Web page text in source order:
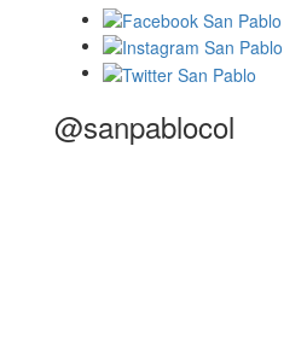
@sanpablocol